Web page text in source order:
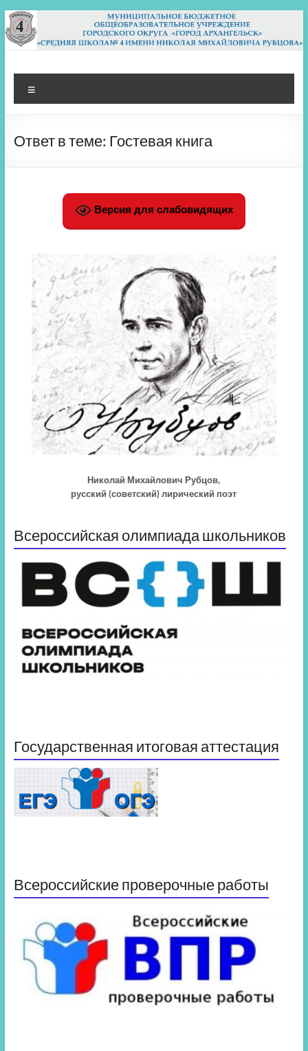
Перейти
к
содержимому
МБОУ СШ 4
Архангельск
Ответ в теме: Гостевая книга
Версия для слабовидящих
Николай Михайлович Рубцов,
русский (советский) лирический поэт
Всероссийская олимпиада школьников
Государственная итоговая аттестация
Всероссийские проверочные работы